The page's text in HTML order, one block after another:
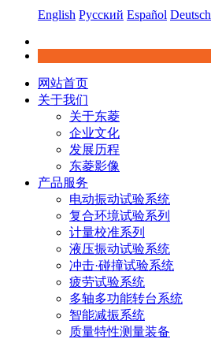
English Русский Español Deutsch
网站首页
关于我们
关于东菱
企业文化
发展历程
东菱影像
产品服务
电动振动试验系统
复合环境试验系列
计量校准系列
液压振动试验系统
冲击·碰撞试验系统
疲劳试验系统
多轴多功能转台系统
智能减振系统
质量特性测量装备